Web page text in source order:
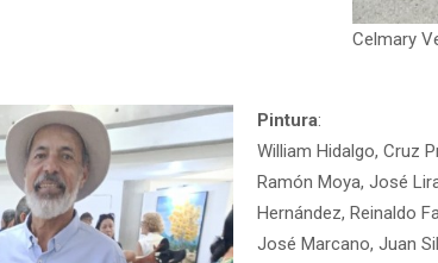
Celmary
Pintura:
William Hidalgo, Cruz
Ramón Moya, José
Hernández, Reinaldo
José Marcano, Juan